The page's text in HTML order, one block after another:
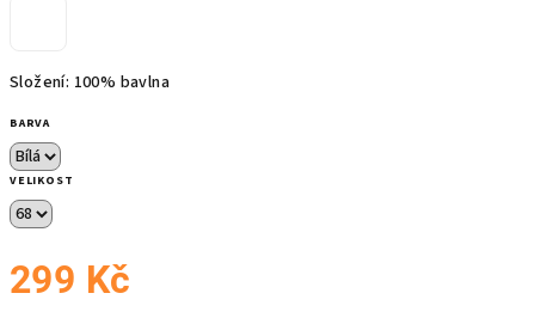
Složení: 100% bavlna
BARVA
VELIKOST
299 Kč